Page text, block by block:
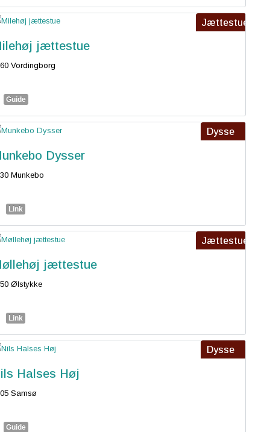
Jættestue
jættestue
Vordingborg
Guide
Dysse
Dysser
Munkebo
Link
Jættestue
jættestue
Ølstykke
Link
Dysse
Halses Høj
Samsø
Guide